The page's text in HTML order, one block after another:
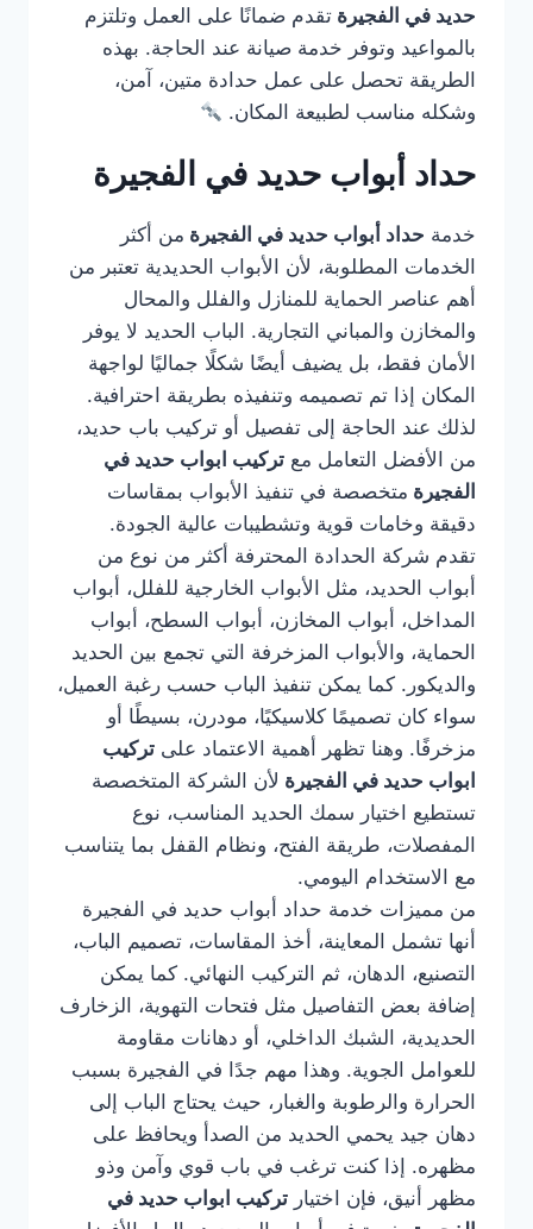
حديد في الفجيرة تقدم ضمانًا على العمل وتلتزم
بالمواعيد وتوفر خدمة صيانة عند الحاجة. بهذه
الطريقة تحصل على عمل حدادة متين، آمن،
وشكله مناسب لطبيعة المكان.
حداد أبواب حديد في الفجيرة
خدمة حداد أبواب حديد في الفجيرة من أكثر
الخدمات المطلوبة، لأن الأبواب الحديدية تعتبر من
أهم عناصر الحماية للمنازل والفلل والمحال
والمخازن والمباني التجارية. الباب الحديد لا يوفر
الأمان فقط، بل يضيف أيضًا شكلًا جماليًا لواجهة
المكان إذا تم تصميمه وتنفيذه بطريقة احترافية.
لذلك عند الحاجة إلى تفصيل أو تركيب باب حديد،
من الأفضل التعامل مع تركيب ابواب حديد في
الفجيرة متخصصة في تنفيذ الأبواب بمقاسات
دقيقة وخامات قوية وتشطيبات عالية الجودة.
تقدم شركة الحدادة المحترفة أكثر من نوع من
أبواب الحديد، مثل الأبواب الخارجية للفلل، أبواب
المداخل، أبواب المخازن، أبواب السطح، أبواب
الحماية، والأبواب المزخرفة التي تجمع بين الحديد
والديكور. كما يمكن تنفيذ الباب حسب رغبة العميل،
سواء كان تصميمًا كلاسيكيًا، مودرن، بسيطًا أو
مزخرفًا. وهنا تظهر أهمية الاعتماد على تركيب
ابواب حديد في الفجيرة لأن الشركة المتخصصة
تستطيع اختيار سمك الحديد المناسب، نوع
المفصلات، طريقة الفتح، ونظام القفل بما يتناسب
مع الاستخدام اليومي.
من مميزات خدمة حداد أبواب حديد في الفجيرة
أنها تشمل المعاينة، أخذ المقاسات، تصميم الباب،
التصنيع، الدهان، ثم التركيب النهائي. كما يمكن
إضافة بعض التفاصيل مثل فتحات التهوية، الزخارف
الحديدية، الشبك الداخلي، أو دهانات مقاومة
للعوامل الجوية. وهذا مهم جدًا في الفجيرة بسبب
الحرارة والرطوبة والغبار، حيث يحتاج الباب إلى
دهان جيد يحمي الحديد من الصدأ ويحافظ على
مظهره. إذا كنت ترغب في باب قوي وآمن وذو
مظهر أنيق، فإن اختيار تركيب ابواب حديد في